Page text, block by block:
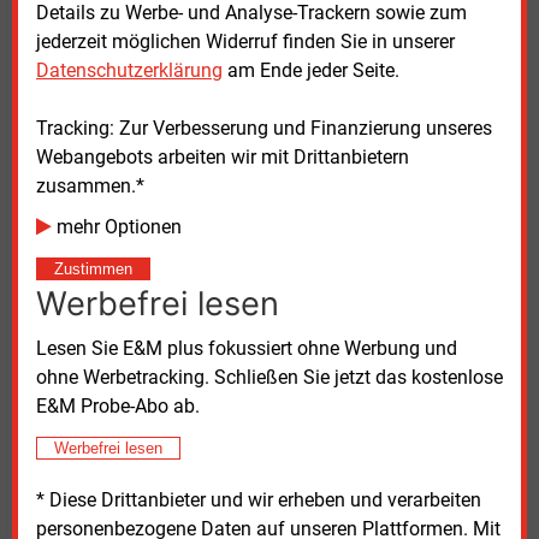
Details zu Werbe- und Analyse-Trackern sowie zum
jederzeit möglichen Widerruf finden Sie in unserer
Datenschutzerklärung am Ende jeder Seite.
Tracking: Zur Verbesserung und Finanzierung unseres
Webangebots arbeiten wir mit Drittanbietern
zusammen.*
mehr Optionen
Zustimmen
Werbefrei lesen
Lesen Sie E&M plus fokussiert ohne Werbung und
ohne Werbetracking. Schließen Sie jetzt das kostenlose
E&M Probe-Abo ab.
Werbefrei lesen
* Diese Drittanbieter und wir erheben und verarbeiten
personenbezogene Daten auf unseren Plattformen. Mit
Genehmigungsverfahren oder bereits genehmigt.
In weiten Teilen sind Suedlink wie auch die zweite
neue große Trasse Ultranet bereits im Bau. Der
Einsparpotential durch die Inbetriebnahme von A-
Nord/Ultranet auf eine Milliarde Euro pro Jahr. Die
Ersparnis ergibt sich aus weniger Redispatch-
Eingriffen ins Netz. Die Argumentation für eine
Trennung von Stromgebotszonen übersehe, dass
marktgetriebene Anpassungen wegen der Planungs-
und Umsetzungszeiten ebenfalls nicht unmittelbar
realisiert werden können.
Die Ministerin ergänzte: „Der Ausbau erneuerbarer
Energien schreitet in Baden-Württemberg ebenfalls